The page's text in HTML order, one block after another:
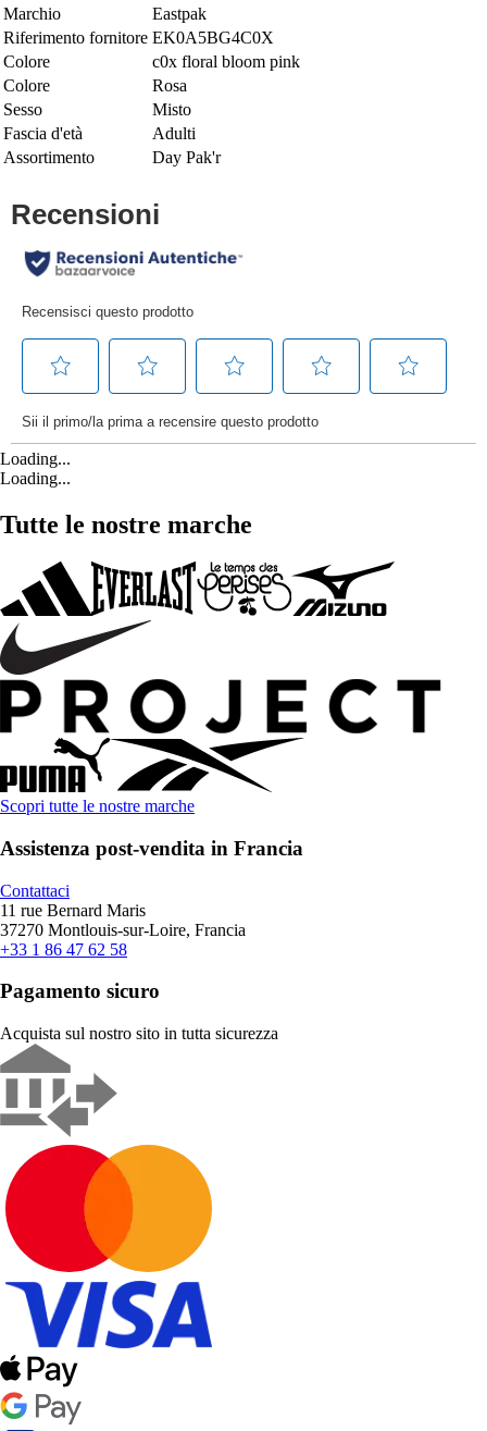
Marchio
Eastpak
Riferimento fornitore EK0A5BG4C0X
Colore
c0x floral bloom pink
Colore
Rosa
Sesso
Misto
Fascia d'età
Adulti
Assortimento
Day Pak'r
Loading...
Loading...
Tutte le nostre marche
Scopri tutte le nostre marche
Assistenza post-vendita in Francia
Contattaci
11 rue Bernard Maris
37270 Montlouis-sur-Loire, Francia
+33 1 86 47 62 58
Pagamento sicuro
Acquista sul nostro sito in tutta sicurezza